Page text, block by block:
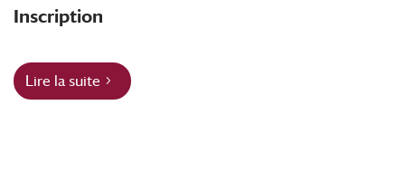
Inscription
Lire la suite